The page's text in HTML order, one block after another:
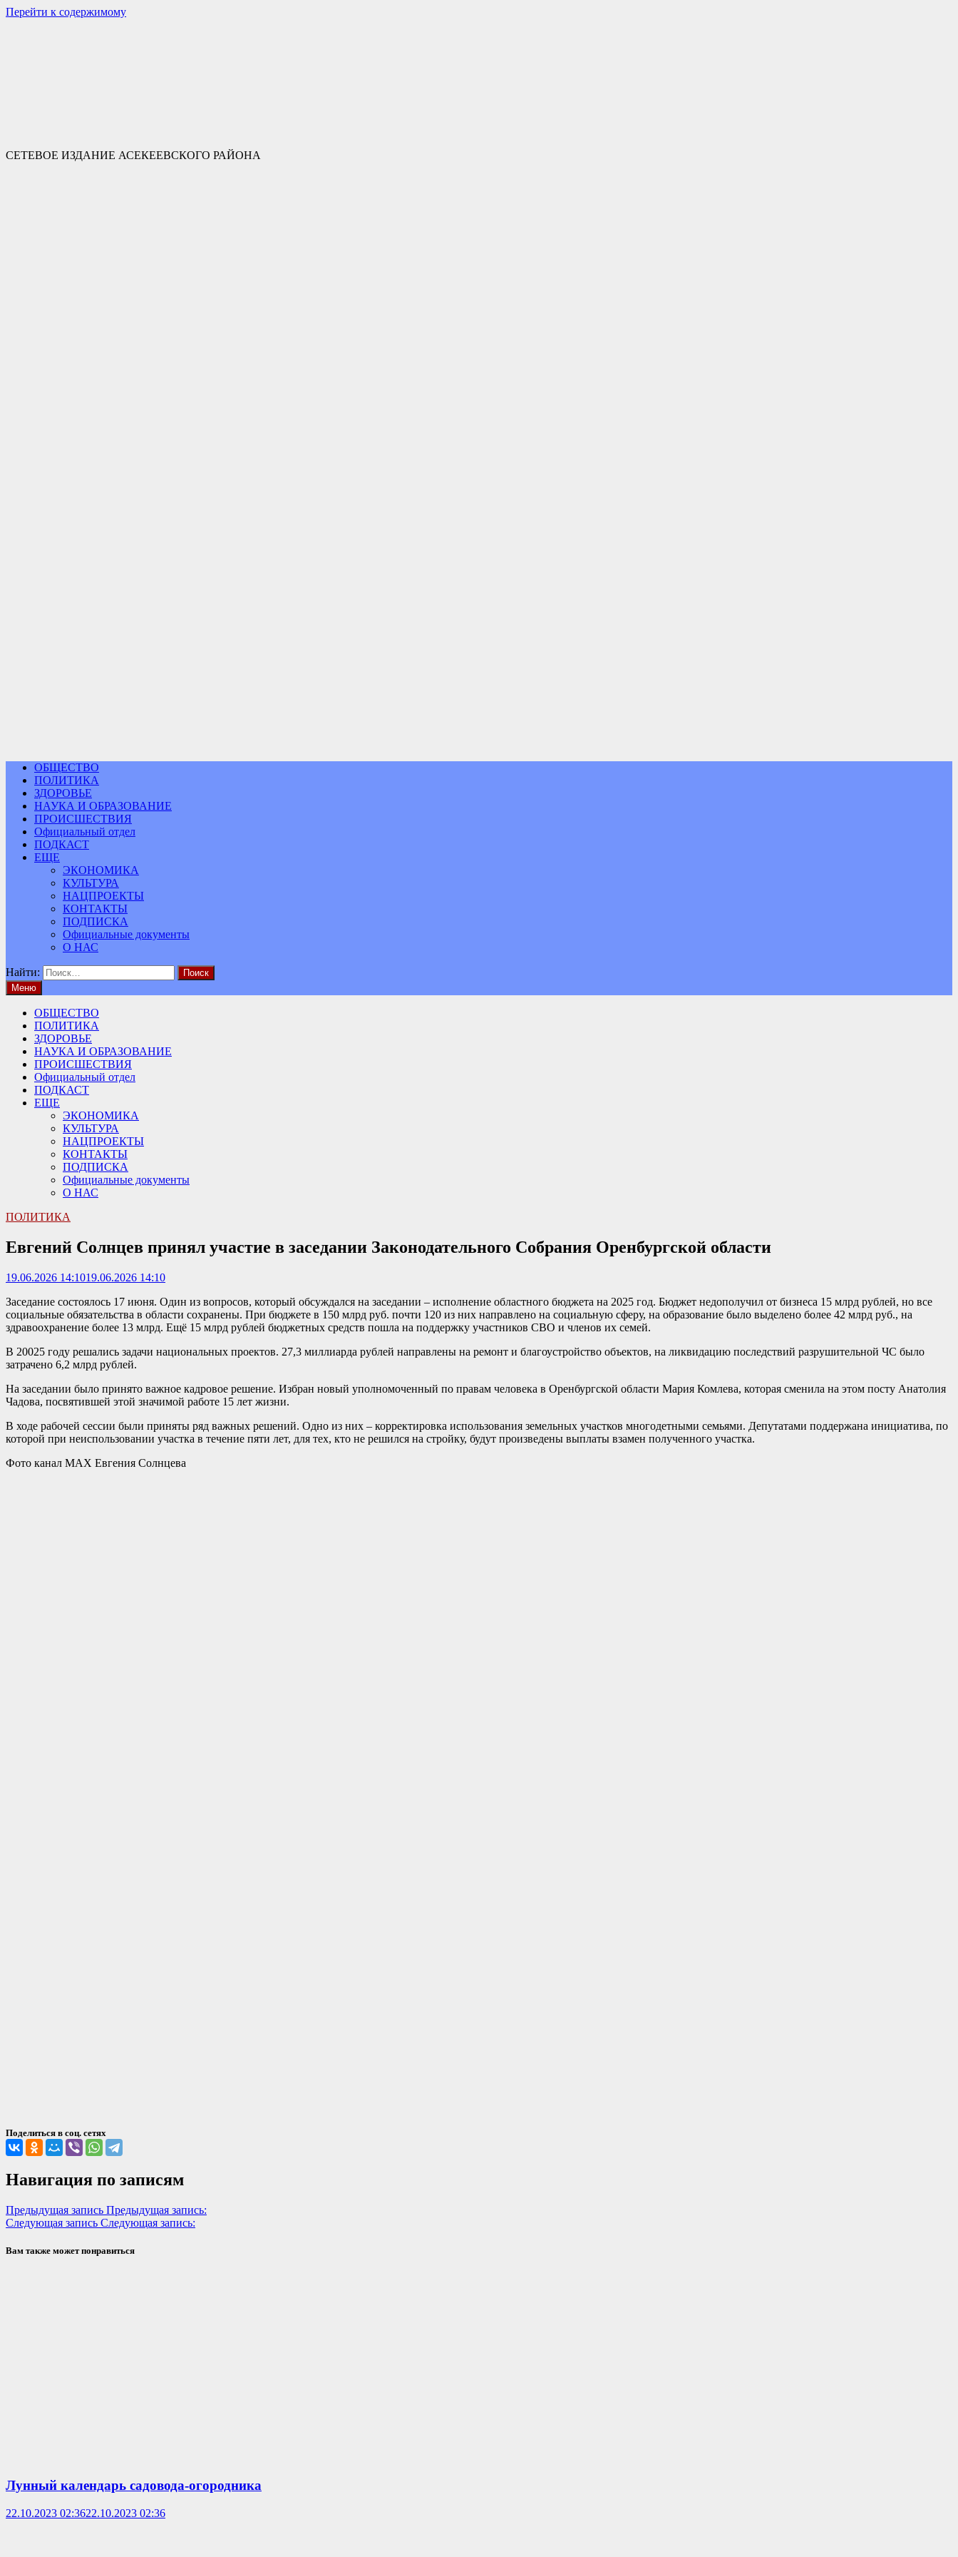
Перейти к содержимому
СЕТЕВОЕ ИЗДАНИЕ АСЕКЕЕВСКОГО РАЙОНА
ОБЩЕСТВО
ПОЛИТИКА
ЗДОРОВЬЕ
НАУКА И ОБРАЗОВАНИЕ
ПРОИСШЕСТВИЯ
Официальный отдел
ПОДКАСТ
ЕЩЕ
ЭКОНОМИКА
КУЛЬТУРА
НАЦПРОЕКТЫ
КОНТАКТЫ
ПОДПИСКА
Официальные документы
О НАС
Найти:
Меню
ОБЩЕСТВО
ПОЛИТИКА
ЗДОРОВЬЕ
НАУКА И ОБРАЗОВАНИЕ
ПРОИСШЕСТВИЯ
Официальный отдел
ПОДКАСТ
ЕЩЕ
ЭКОНОМИКА
КУЛЬТУРА
НАЦПРОЕКТЫ
КОНТАКТЫ
ПОДПИСКА
Официальные документы
О НАС
ПОЛИТИКА
Евгений Солнцев принял участие в заседании Законодательного Собрания Оренбургской области
19.06.2026 14:1019.06.2026 14:10
Заседание состоялось 17 июня. Один из вопросов, который обсуждался на заседании – исполнение областного бюджета на 2025 год. Бюджет недополучил от бизнеса 15 млрд рублей, но все
социальные обязательства в области сохранены. При бюджете в 150 млрд руб. почти 120 из них направлено на социальную сферу, на образование было выделено более 42 млрд руб., на
здравоохранение более 13 млрд. Ещё 15 млрд рублей бюджетных средств пошла на поддержку участников СВО и членов их семей.
В 20025 году решались задачи национальных проектов. 27,3 миллиарда рублей направлены на ремонт и благоустройство объектов, на ликвидацию последствий разрушительной ЧС было
затрачено 6,2 млрд рублей.
На заседании было принято важное кадровое решение. Избран новый уполномоченный по правам человека в Оренбургской области Мария Комлева, которая сменила на этом посту Анатолия
Чадова, посвятившей этой значимой работе 15 лет жизни.
В ходе рабочей сессии были приняты ряд важных решений. Одно из них – корректировка использования земельных участков многодетными семьями. Депутатами поддержана инициатива, по
которой при неиспользовании участка в течение пяти лет, для тех, кто не решился на стройку, будут произведены выплаты взамен полученного участка.
Фото канал МАХ Евгения Солнцева
Поделиться в соц. сетях
Навигация по записям
Предыдущая запись Предыдущая запись:
Следующая запись Следующая запись:
Вам также может понравиться
Лунный календарь садовода-огородника
22.10.2023 02:3622.10.2023 02:36